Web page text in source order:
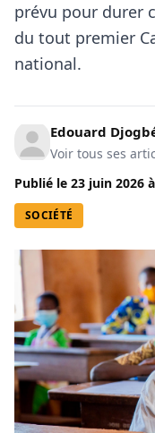
prévu pour durer
du tout premier
national.
Edouard
Voir tous ses
Publié le 23 juin 2026 à
SOCIÉTÉ